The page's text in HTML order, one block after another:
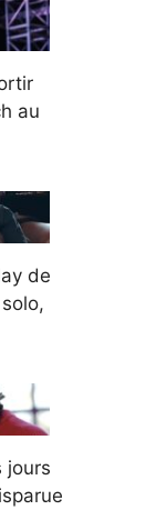
au
de
jours